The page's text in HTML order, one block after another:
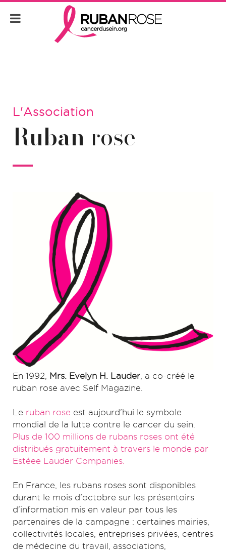
L'Association
Ruban rose
En 1992, Mrs. Evelyn H. Lauder , a co-créé le
ruban rose avec Self Magazine.
Le ruban rose est aujourd'hui le symbole
mondial de la lutte contre le cancer du sein.
Plus de 100 millions de rubans roses ont été
distribués gratuitement à travers le monde par
Estéee Lauder Companies.
En France, les rubans roses sont disponibles
durant le mois d'octobre sur les présentoirs
d'information mis en valeur par tous les
partenaires de la campagne : certaines mairies,
collectivités locales, entreprises privées, centres
de médecine du travail, associations,